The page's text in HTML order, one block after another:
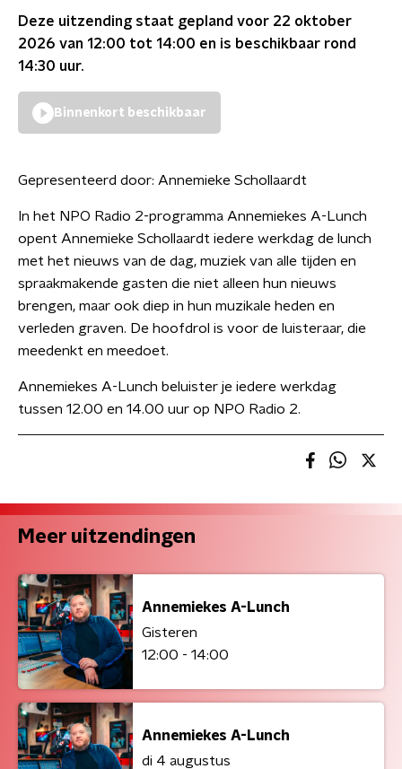
Deze uitzending staat gepland voor 22 oktober
2026 van 12:00 tot 14:00 en is beschikbaar rond
14:30 uur.
Binnenkort beschikbaar
Gepresenteerd door: Annemieke Schollaardt
In het NPO Radio 2-programma Annemiekes A-Lunch
opent Annemieke Schollaardt iedere werkdag de lunch
met het nieuws van de dag, muziek van alle tijden en
spraakmakende gasten die niet alleen hun nieuws
brengen, maar ook diep in hun muzikale heden en
verleden graven. De hoofdrol is voor de luisteraar, die
meedenkt en meedoet.
Annemiekes A-Lunch beluister je iedere werkdag
tussen 12.00 en 14.00 uur op NPO Radio 2.
Meer uitzendingen
Annemiekes A-Lunch
Gisteren
12:00 - 14:00
Annemiekes A-Lunch
di 4 augustus